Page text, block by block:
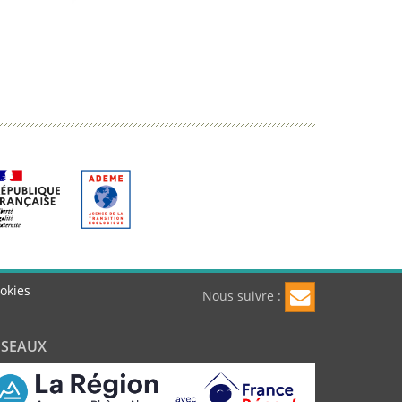
Nous suivre :